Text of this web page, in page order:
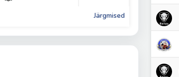
Järgmised